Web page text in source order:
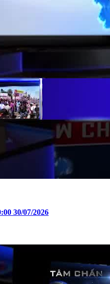
30/07/2026